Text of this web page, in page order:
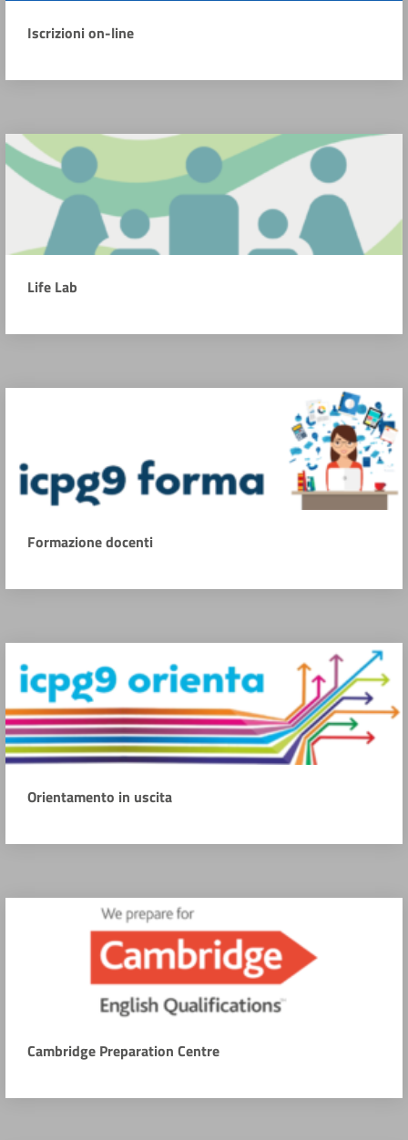
Iscrizioni on-line
Life Lab
Formazione docenti
Orientamento in uscita
Cambridge Preparation Centre